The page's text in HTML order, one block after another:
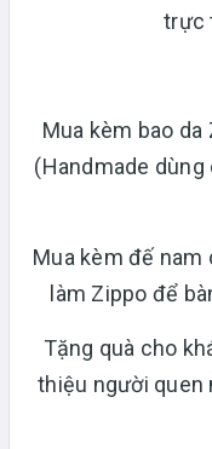
trực
Mua kèm bao
(Handmade
Mua kèm đế
làm Zippo để
Tặng quà cho
thiệu người quen